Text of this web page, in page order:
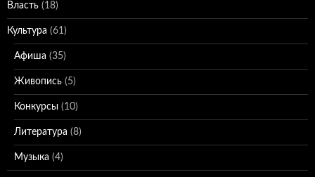
Власть (18)
Культура (61)
Афиша (35)
Живопись (5)
Конкурсы (10)
Литература (8)
Музыка (4)